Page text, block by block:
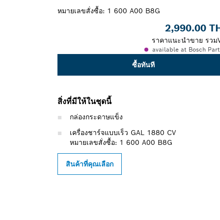
หมายเลขสั่งซื้อ: 1 600 A00 B8G
2,990.00
ราคาแนะนำขาย รวม
available at Bosch
ซื้อทันที
สิ่งที่มีให้ในชุดนี้
กล่องกระดาษแข็ง
เครื่องชาร์จแบบเร็ว GAL 1880 CV
หมายเลขสั่งซื้อ: 1 600 A00 B8G
สินค้าที่คุณเลือก